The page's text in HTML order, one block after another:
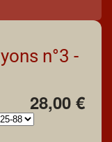
n°3 -
28,00 €